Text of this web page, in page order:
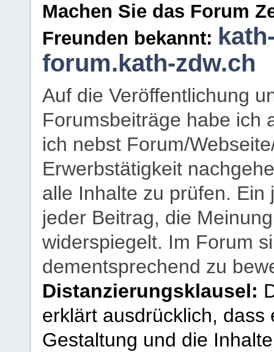
Machen Sie das Forum
Freunden bekannt:
forum.kath-zdw.ch
Auf die Veröffentlichung
Forumsbeiträge habe ich
ich nebst Forum/
Erwerbstätigkeit
alle Inhalte zu prüfen.
jeder Beitrag, die
widerspiegelt. Im Forum
dementsprechend zu
Distanzierungsklausel:
erklärt ausdrücklich,
Gestaltung und die